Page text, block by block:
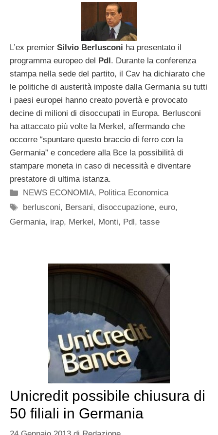
L’ex premier Silvio Berlusconi ha presentato il
programma europeo del
Pdl . Durante la conferenza
stampa nella sede del partito, il Cav ha dichiarato che
le politiche di austerità imposte dalla Germania su tutti
i paesi europei hanno creato povertà e provocato
decine di milioni di disoccupati in Europa. Berlusconi
ha attaccato più volte la Merkel, affermando che
occorre “spuntare questo braccio di ferro con la
Germania” e concedere alla Bce la possibilità di
stampare moneta in caso di necessità e diventare
prestatore di ultima istanza.
Categorie
NEWS ECONOMIA, Politica Economica
Tag
berlusconi, Bersani,disoccupazione,euro,
Germania, irap, Merkel , Monti, Pdl , tasse
Unicredit possibile chiusura di
50 filiali in Germania